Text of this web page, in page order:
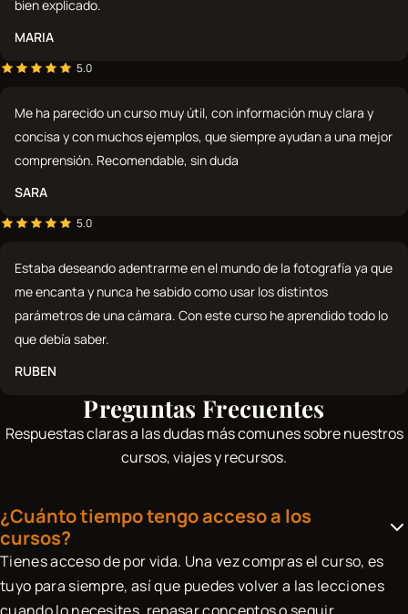
bien explicado.
MARIA
5.0
Me ha parecido un curso muy útil, con información muy clara y
concisa y con muchos ejemplos, que siempre ayudan a una mejor
comprensión. Recomendable, sin duda
SARA
5.0
Estaba deseando adentrarme en el mundo de la fotografía ya que
me encanta y nunca he sabido como usar los distintos
parámetros de una cámara. Con este curso he aprendido todo lo
que debía saber.
RUBEN
Preguntas Frecuentes
Respuestas claras a las dudas más comunes sobre nuestros
cursos, viajes y recursos.
¿Cuánto tiempo tengo acceso a los
cursos?
Tienes acceso de por vida. Una vez compras el curso, es
tuyo para siempre, así que puedes volver a las lecciones